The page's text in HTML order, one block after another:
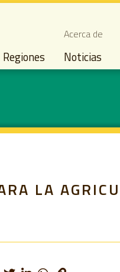
Acerca de
Regiones Noticias
LA